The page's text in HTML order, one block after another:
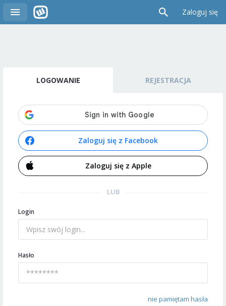
Zaloguj się
LOGOWANIE REJESTRACJA
Zaloguj się z Facebook
Zaloguj się z Apple
LUB
Login
Hasło
nie pamiętam hasła